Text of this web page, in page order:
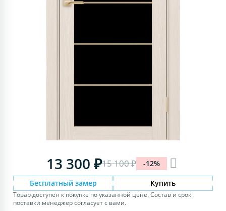
13 300 ₽15 100 ₽ -12%
Бесплатный замер Купить
Товар доступен к покупке по указанной цене. Состав и срок
поставки менеджер согласует с вами.